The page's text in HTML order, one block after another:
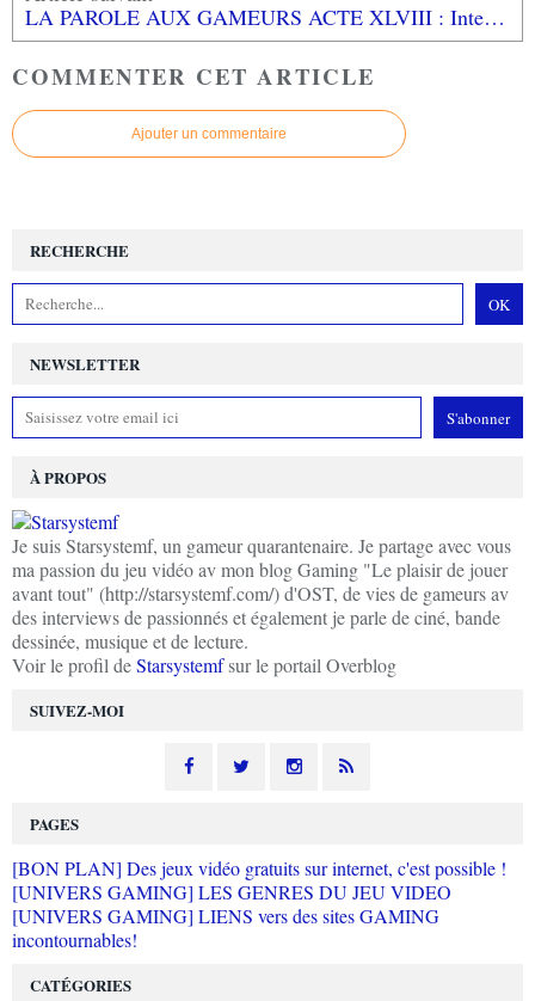
LA PAROLE AUX GAMEURS ACTE XLVIII : Interview de FLOWIE
COMMENTER CET ARTICLE
Ajouter un commentaire
NEWSLETTER
SUIVEZ-MOI
RECHERCHE
À PROPOS
Je suis Starsystemf, un gameur quarantenaire. Je partage avec vous
ma passion du jeu vidéo av mon blog Gaming "Le plaisir de jouer
avant tout" (http://starsystemf.com/) d'OST, de vies de gameurs av
des interviews de passionnés et également je parle de ciné, bande
dessinée, musique et de lecture.
Voir le profil deStarsystemfsur le portail Overblog
PAGES
[BON PLAN] Des jeux vidéo gratuits sur internet, c'est possible !
[UNIVERS GAMING] LES GENRES DU JEU VIDEO
[UNIVERS GAMING] LIENS vers des sites GAMING
incontournables!
CATÉGORIES